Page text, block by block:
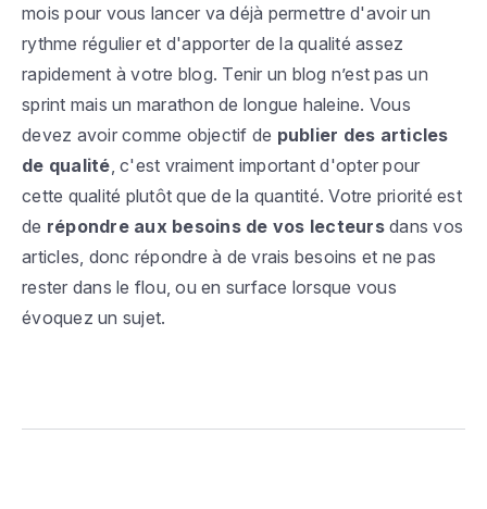
mois pour vous lancer va déjà permettre d'avoir un
rythme régulier et d'apporter de la qualité assez
rapidement à votre blog. Tenir un blog n’est pas un
sprint mais un marathon de longue haleine. Vous
devez avoir comme objectif de publier des articles
de qualité , c'est vraiment important d'opter pour
cette qualité plutôt que de la quantité. Votre priorité est
de répondre aux besoins de vos lecteursdans vos
articles, donc répondre à de vrais besoins et ne pas
rester dans le flou, ou en surface lorsque vous
évoquez un sujet.